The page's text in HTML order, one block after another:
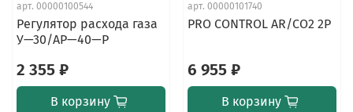
арт. 00000100544
Регулятор расхода газа
У—30/АР—40—Р
2 355 ₽
В корзину
арт. 00000101740
PRO CONTROL AR/CO2 2Р
6 955 ₽
В корзину